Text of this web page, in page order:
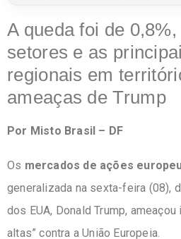
c
e
b
o
k
at
s
A
p
ail
A queda foi de
setores e as
regionais em
ameaças de Trump
Por Misto Brasil – DF
Os mercados de ações
generalizada na sexta-feira (08),
dos EUA, Donald Trump,
altas” contra a União Europeia.